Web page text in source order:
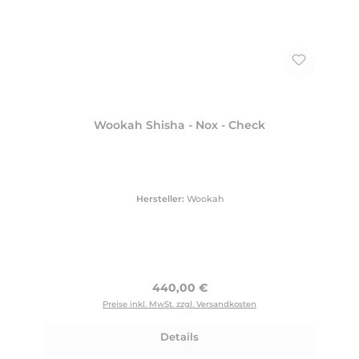
Wookah Shisha - Nox - Check
Hersteller: Wookah
Regulärer Preis:
440,00 €
Preise inkl. MwSt. zzgl. Versandkosten
Details